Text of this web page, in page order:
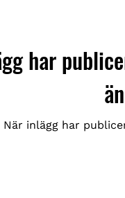
har
När inlägg har